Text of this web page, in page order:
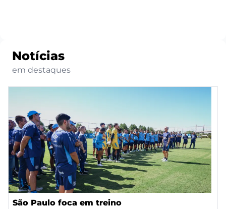
Notícias
em destaques
São Paulo foca em treino